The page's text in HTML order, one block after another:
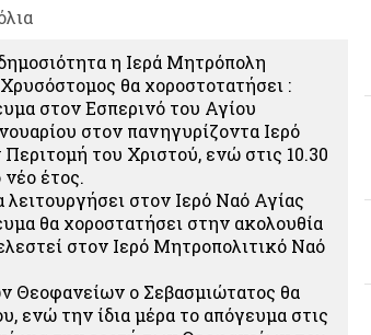
η Ιερά Μητρόπολη
θα χοροστοτατήσει :
στον Εσπερινό του Αγίου
στον πανηγυρίζοντα Ιερό
του Χριστού, ενώ στις 10.30
έτος.
στον Ιερό Ναό Αγίας
θα χοροστατήσει στην ακολουθία
στον Ιερό Μητροπολιτικό Ναό
Θεοφανείων ο Σεβασμιώτατος θα
ενώ την ίδια μέρα το απόγευμα στις